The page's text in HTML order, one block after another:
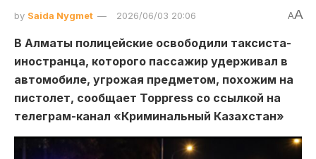
by Saida Nygmet 2026/06/03 20:06 AA
В Алматы полицейские освободили таксиста-
иностранца, которого пассажир удерживал в
автомобиле, угрожая предметом, похожим на
пистолет, сообщает Toppress со ссылкой на
телеграм-канал «Криминальный Казахстан»